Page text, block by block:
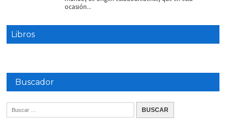
ocasión...
Libros
Buscador